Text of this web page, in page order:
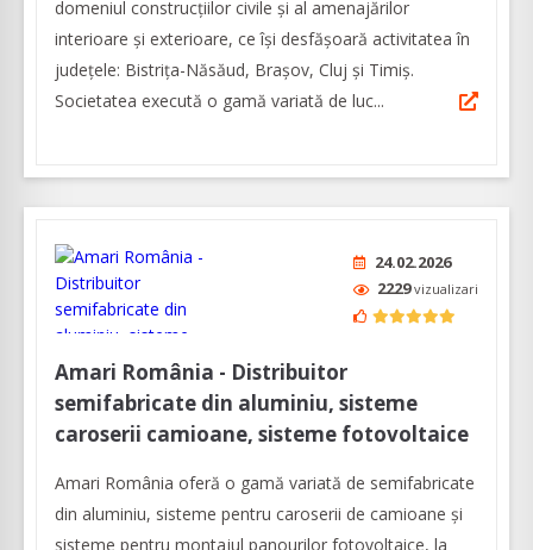
domeniul construcțiilor civile și al amenajărilor
interioare și exterioare, ce își desfășoară activitatea în
județele: Bistrița-Năsăud, Brașov, Cluj și Timiș.
Societatea execută o gamă variată de luc...
24.02.2026
2229vizualizari
Amari România - Distribuitor
semifabricate din aluminiu, sisteme
caroserii camioane, sisteme fotovoltaice
Amari România oferă o gamă variată de semifabricate
din aluminiu, sisteme pentru caroserii de camioane şi
sisteme pentru montajul panourilor fotovoltaice, la